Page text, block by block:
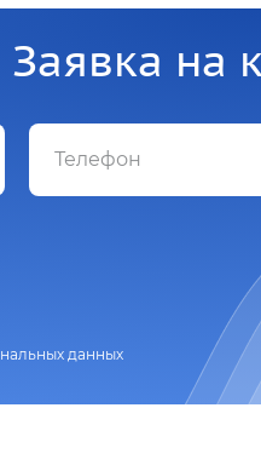
Заявка на
данных